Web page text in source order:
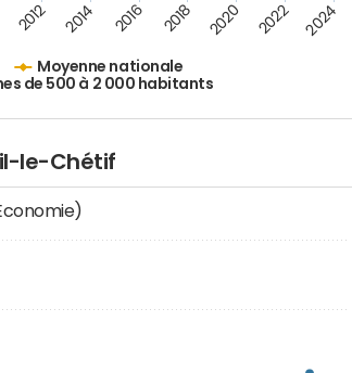
Moyenne nationale
de 500 à 2 000 habitants
2012 2014 2016 2018 2020 2022 2024
le-Chétif